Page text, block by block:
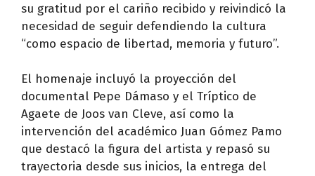
su gratitud por el cariño recibido y reivindicó la
necesidad de seguir defendiendo la cultura
“como espacio de libertad, memoria y futuro”.
El homenaje incluyó la proyección del
documental Pepe Dámaso y el Tríptico de
Agaete de Joos van Cleve, así como la
intervención del académico Juan Gómez Pamo
que destacó la figura del artista y repasó su
trayectoria desde sus inicios, la entrega del